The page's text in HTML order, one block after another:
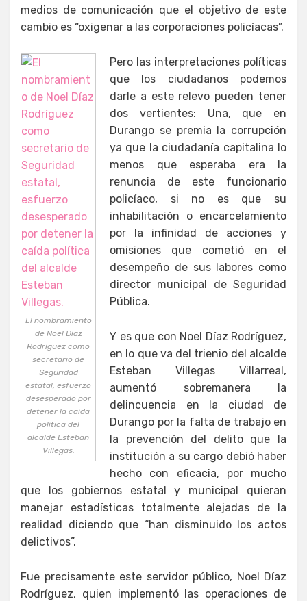
medios de comunicación que el objetivo de este
cambio es “oxigenar a las corporaciones policíacas”.
El nombramiento
de Noel Díaz
Rodríguez como
secretario de
Seguridad
estatal, esfuerzo
desesperado por
detener la caída
política del
alcalde Esteban
Villegas.
Pero las interpretaciones políticas
que los ciudadanos podemos
darle a este relevo pueden tener
dos vertientes: Una, que en
Durango se premia la corrupción
ya que la ciudadanía capitalina lo
menos que esperaba era la
renuncia de este funcionario
policíaco, si no es que su
inhabilitación o encarcelamiento
por la infinidad de acciones y
omisiones que cometió en el
desempeño de sus labores como
director municipal de Seguridad
Pública.
Y es que con Noel Díaz Rodríguez,
en lo que va del trienio del alcalde
Esteban Villegas Villarreal,
aumentó sobremanera la
delincuencia en la ciudad de
Durango por la falta de trabajo en
la prevención del delito que la
institución a su cargo debió haber
hecho con eficacia, por mucho
que los gobiernos estatal y municipal quieran
manejar estadísticas totalmente alejadas de la
realidad diciendo que “han disminuido los actos
delictivos”.
Fue precisamente este servidor público, Noel Díaz
Rodríguez, quien implementó las operaciones de